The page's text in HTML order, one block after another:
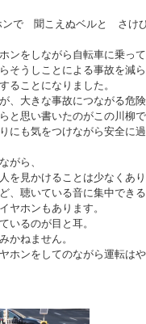
ンで 聞こえぬベルと さけ
ンをしながら自転車に乗っ
そうしことによる事故を減
ることになりました。
、大きな事故につながる危
と思い書いたのがこの川柳
にも気をつけながら安全に
がら、
を見かけることは少なくあ
、聴いている音に集中できる
ヤホンもあります。
いるのが目と耳。
かねません。
ホンをしてのながら運転は